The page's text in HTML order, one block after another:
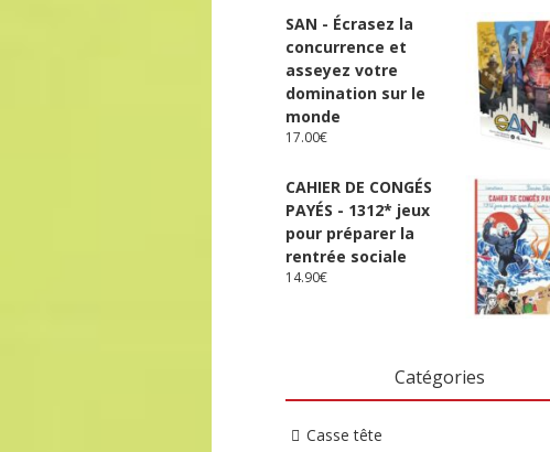
SAN - Écrasez la
concurrence et
asseyez votre
domination sur le
monde
17.00€
CAHIER DE CONGÉS
PAYÉS - 1312* jeux
pour préparer la
rentrée sociale
14.90€
Catégories
Casse tête